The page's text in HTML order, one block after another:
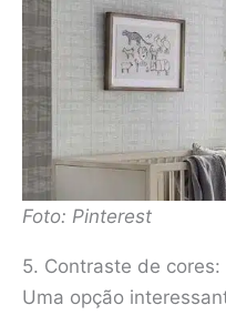
Foto: Pinterest
5. Contraste de cores:
Uma opção